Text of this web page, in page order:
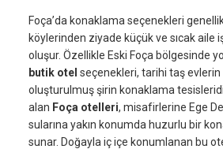
Foça’da konaklama seçenekleri
köylerinden ziyade küçük ve sıcak aile
oluşur. Özellikle Eski Foça bölgesinde
butik otel seçenekleri, tarihi taş
oluşturulmuş şirin konaklama
alan Foça otelleri, misafirlerine Ege
sularına yakın konumda huzurlu bir
sunar. Doğayla iç içe konumlanan bu